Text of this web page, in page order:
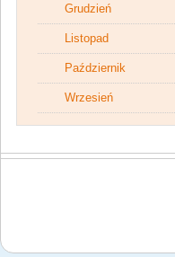
Grudzień
Listopad
Październik
Wrzesień